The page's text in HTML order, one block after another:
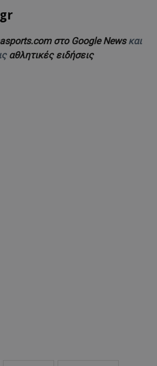
στο Google Newsκαι
αθλητικές ειδήσεις